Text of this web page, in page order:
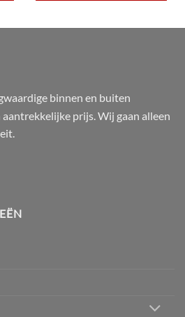
binnen en buiten
prijs. Wij gaan alleen